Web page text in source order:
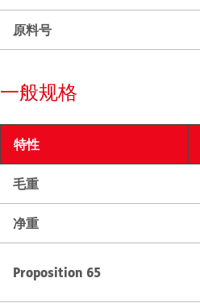
原料号
一般规格
特性
毛重
净重
Proposition 65